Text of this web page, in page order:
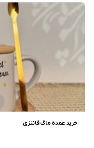
خرید عمده ماگ فانتزی